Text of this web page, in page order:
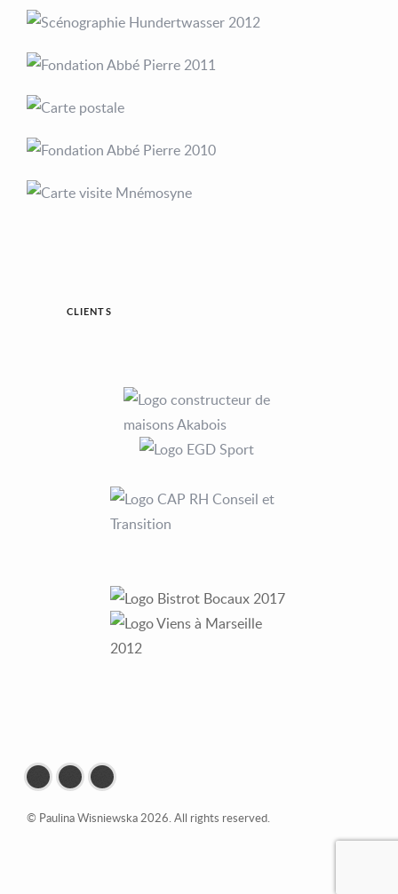
CLIENTS
© Paulina Wisniewska 2026. All rights reserved.